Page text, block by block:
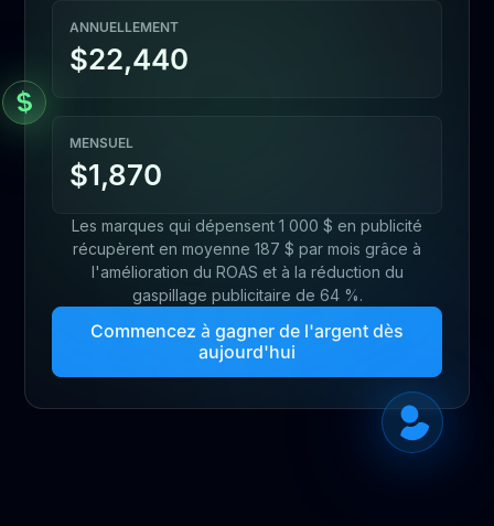
ANNUELLEMENT
$22,440
MENSUEL
$1,870
Les marques qui dépensent 1 000 $ en publicité
récupèrent en moyenne 187 $ par mois grâce à
l'amélioration du ROAS et à la réduction du
gaspillage publicitaire de 64 %.
Commencez à gagner de l'argent dès
aujourd'hui